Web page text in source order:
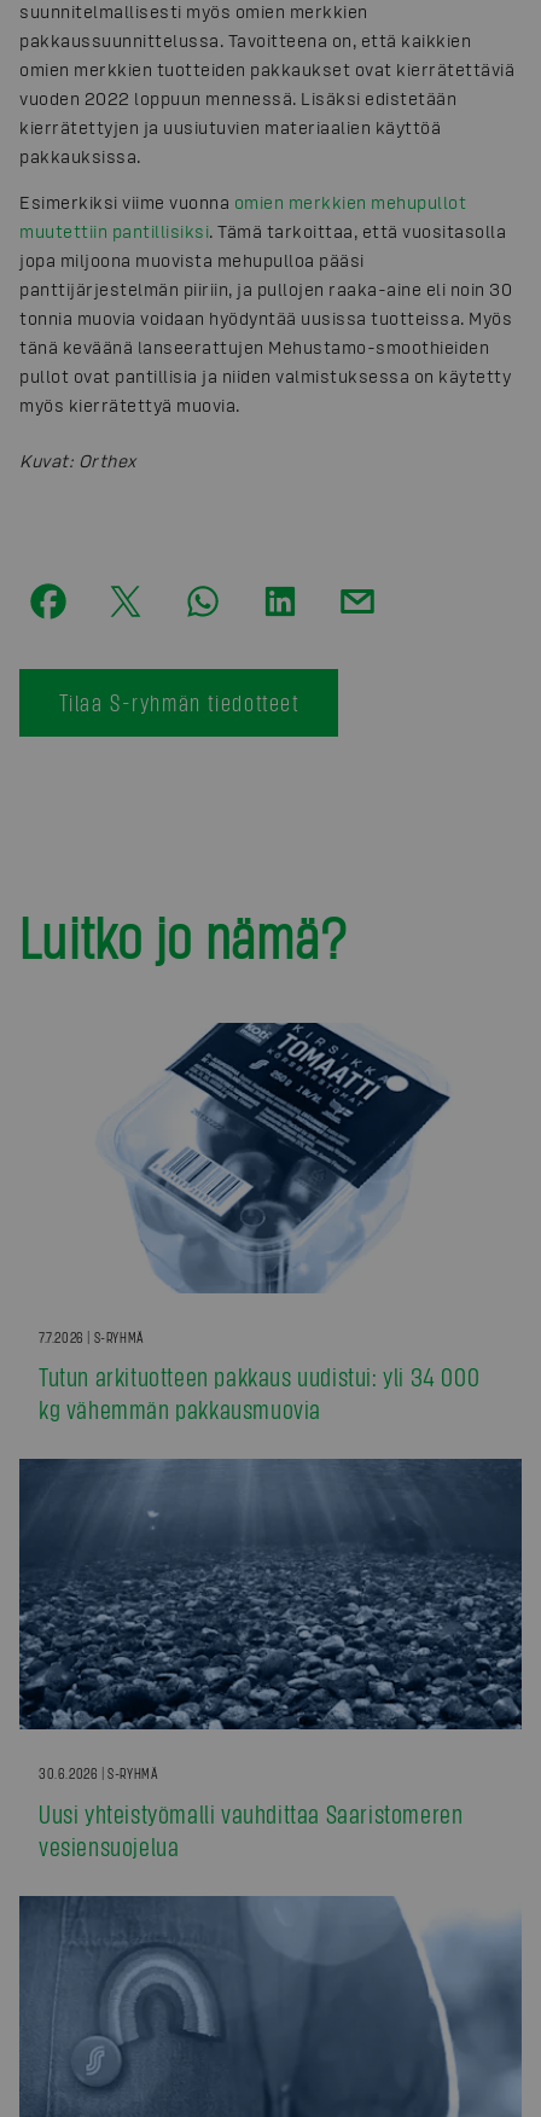
suunnitelmallisesti myös omien merkkien
pakkaussuunnittelussa. Tavoitteena on, että kaikkien
omien merkkien tuotteiden pakkaukset ovat kierrätettäviä
vuoden 2022 loppuun mennessä. Lisäksi edistetään
kierrätettyjen ja uusiutuvien materiaalien käyttöä
pakkauksissa.
Esimerkiksi viime vuonna omien merkkien mehupullot
muutettiin pantillisiksi. Tämä tarkoittaa, että vuositasolla
jopa miljoona muovista mehupulloa pääsi
panttijärjestelmän piiriin, ja pullojen raaka-aine eli noin 30
tonnia muovia voidaan hyödyntää uusissa tuotteissa. Myös
tänä keväänä lanseerattujen Mehustamo-smoothieiden
pullot ovat pantillisia ja niiden valmistuksessa on käytetty
myös kierrätettyä muovia.
Kuvat: Orthex
Tilaa S-ryhmän tiedotteet
Luitko jo nämä?
7.7.2026 | S-RYHMÄ
Tutun arkituotteen pakkaus uudistui: yli 34 000
kg vähemmän pakkausmuovia
30.6.2026 | S-RYHMÄ
Uusi yhteistyömalli vauhdittaa Saaristomeren
vesiensuojelua